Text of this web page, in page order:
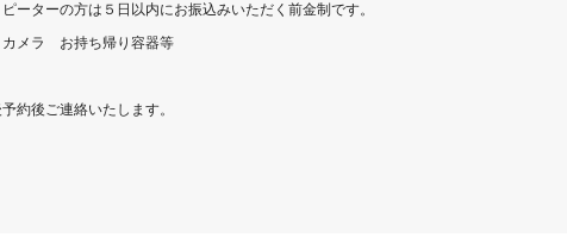
ーターの方は５日以内にお振込みいただく前金制です。
カメラ お持ち帰り容器等
約後ご連絡いたします。